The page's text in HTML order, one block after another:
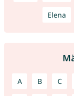
Elena
A B C